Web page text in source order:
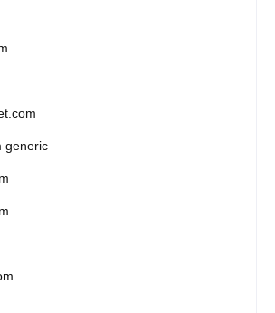
generic